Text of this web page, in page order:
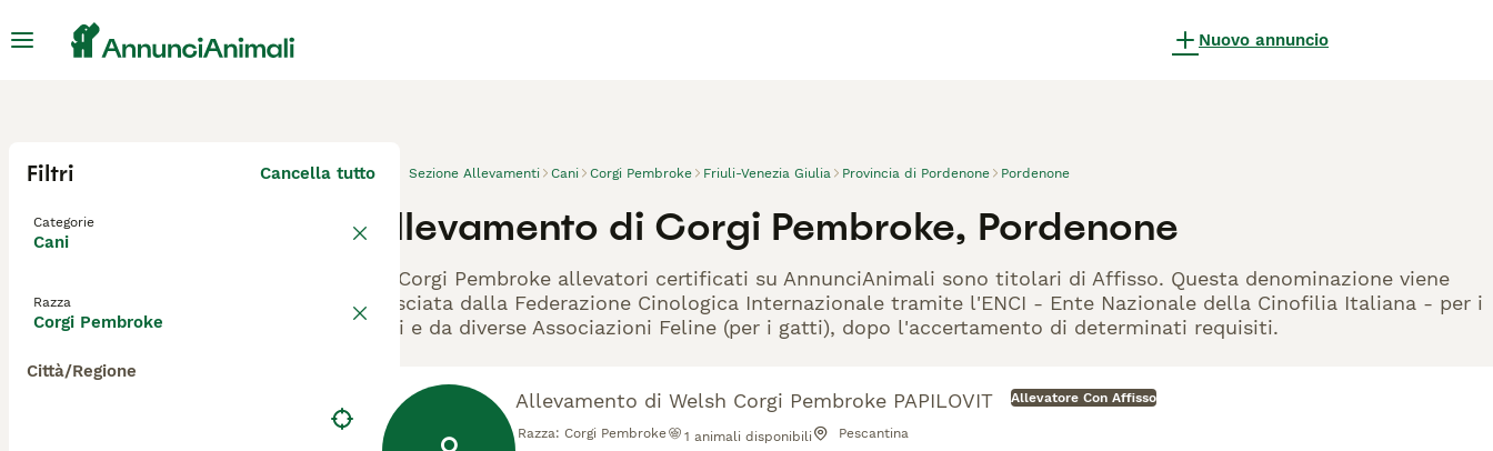
Nuovo annuncio
Filtri Cancella tutto
Categorie
Cani
Razza
Corgi Pembroke
Città/Regione
Sezione Allevamenti Cani Corgi Pembroke Friuli-Venezia Giulia Provincia di Pordenone Pordenone
Allevamento di Corgi Pembroke, Pordenone
Gli Corgi Pembroke allevatori certificati su AnnunciAnimali sono titolari di Affisso. Questa denominazione viene
rilasciata dalla Federazione Cinologica Internazionale tramite l'ENCI - Ente Nazionale della Cinofilia Italiana - per i
cani e da diverse Associazioni Feline (per i gatti), dopo l'accertamento di determinati requisiti.
Allevamento di Welsh Corgi Pembroke PAPILOVIT Allevatore Con Affisso
Razza: Corgi Pembroke 1 animali disponibili Pescantina